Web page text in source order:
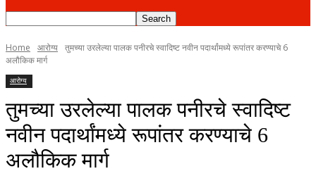
Home आरोग्य तुमच्या उरलेल्या पालक पनीरचे स्वादिष्ट नवीन पदार्थांमध्ये रूपांतर करण्याचे 6
अलौकिक मार्ग
आरोग्य
तुमच्या उरलेल्या पालक पनीरचे स्वादिष्ट
नवीन पदार्थांमध्ये रूपांतर करण्याचे 6
अलौकिक मार्ग